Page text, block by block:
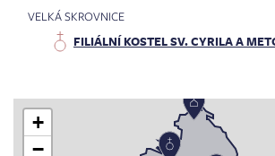
VELKÁ SKROVNICE
FILIÁLNÍ KOSTEL SV. CYRILA A
+
−